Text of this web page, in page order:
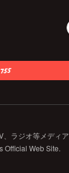
、ラジオ等メディア
Official Web Site.